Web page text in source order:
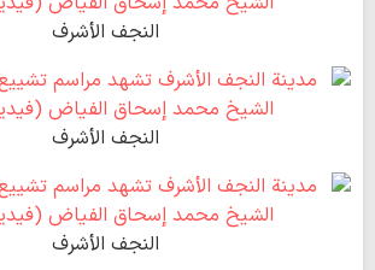
النجف الأشرف
النجف الأشرف
النجف الأشرف